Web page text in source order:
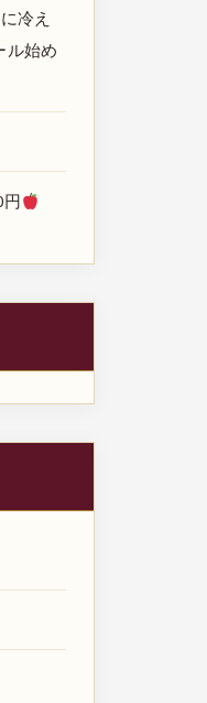
冷え
ル始め